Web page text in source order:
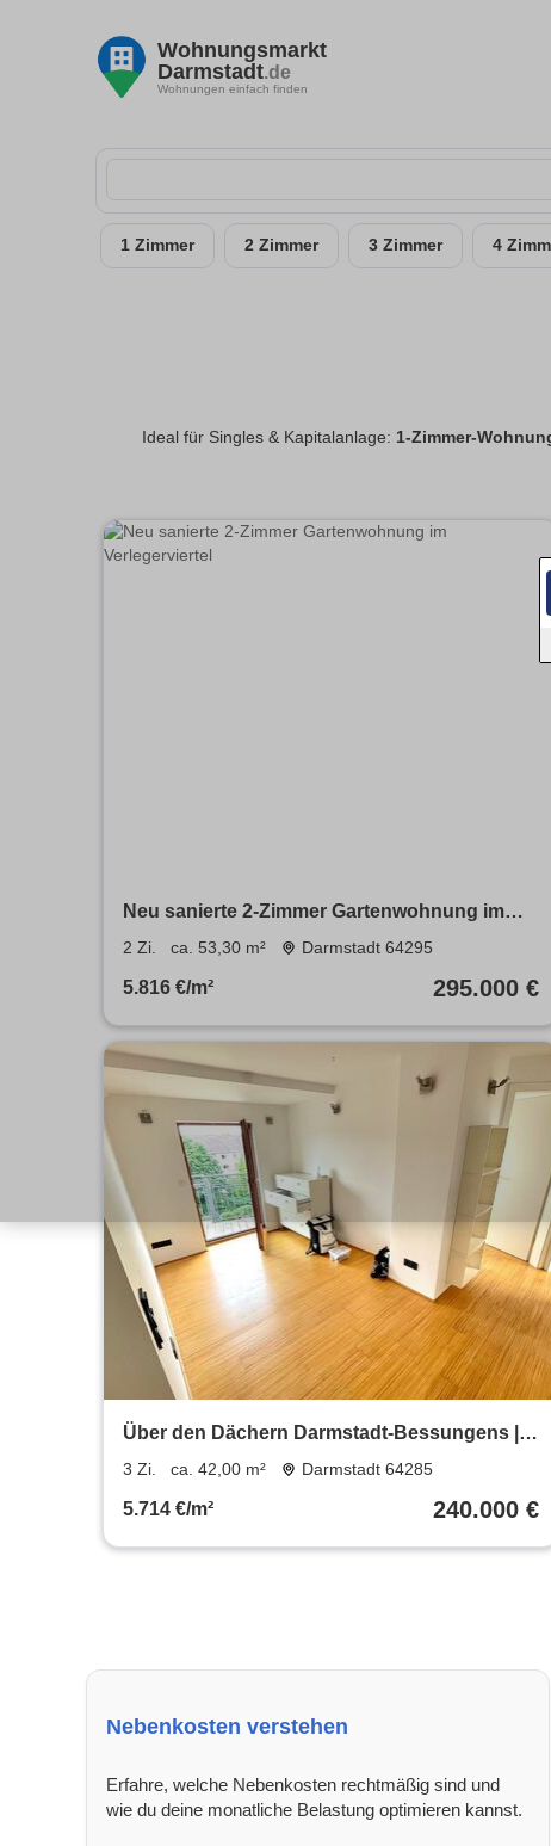
Wohnungsmarkt
Darmstadt.de
Wohnungen einfach finden
1 Zimmer 2 Zimmer 3 Zimmer 4
Ideal für Singles & Kapitalanlage: 1-Zimmer-
Neu sanierte 2-Zimmer Gartenwohnung im
Verlegerviertel
2 Zi. ca. 53,30 m² Darmstadt 64295
5.816 €/m² 295.000 €
Über den Dächern Darmstadt-Bessungens |
Dachgeschosswohnung
3 Zi. ca. 42,00 m² Darmstadt 64285
5.714 €/m² 240.000 €
Nebenkosten verstehen
Erfahre, welche Nebenkosten rechtmäßig sind und
wie du deine monatliche Belastung optimieren kannst.